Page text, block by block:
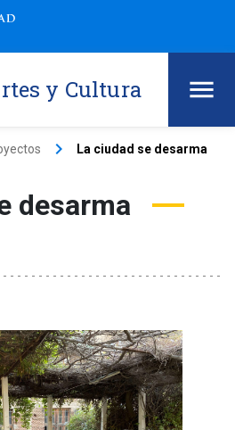
y Cultura
keyboard_arrow_right La ciudad se desarma
desarma